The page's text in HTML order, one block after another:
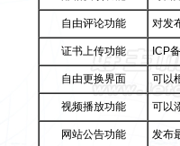
自由评论功能 对发
证书上传功能 ICP
自由更换界面 可以
视频播放功能 可以
网站公告功能 发布